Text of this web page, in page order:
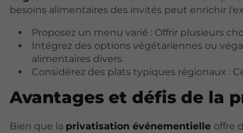
besoins alimentaires des invités peut enrichir
Proposez un menu varié : Offrir plusieurs
Intégrez des options végétariennes ou
alimentaires divers.
Considérez des plats typiques régionaux :
Avantages et défis de la
Bien que la privatisation événementielle offre